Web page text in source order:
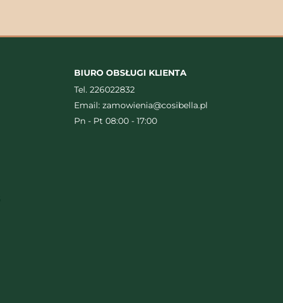
BIURO OBSŁUGI KLIENTA
Tel. 226022832
Email: zamowienia@cosibella.pl
Pn - Pt 08:00 - 17:00